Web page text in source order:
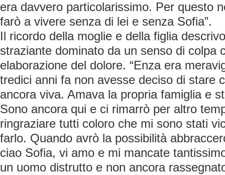
era davvero particolarissimo. Per questo
farò a vivere senza di lei e senza Sofia”.
Il ricordo della moglie e della figlia
straziante dominato da un senso di colpa
elaborazione del dolore. “Enza era
tredici anni fa non avesse deciso di stare
ancora viva. Amava la propria famiglia e
Sono ancora qui e ci rimarrò per altro
ringraziare tutti coloro che mi sono stati
farlo. Quando avrò la possibilità
ciao Sofia, vi amo e mi mancate
un uomo distrutto e non ancora